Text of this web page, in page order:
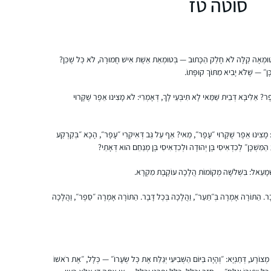
בְּטוּמְאָה קַלָּה לֹא חָלַק הַכָּתוּב — בְּטוּמְאַת אֵשֶׁת אִישׁ חֲמוּרָה, לֹא כׇּל שֶׁכֵּן?
— שֶׁלֹּא יָבִיא מִתּוֹךְ קוּפָּתוֹ.
אַלִּיבָּא דְּבֵית שַׁמַּאי לָא תִּיבְּעֵי לָךְ, דְּאָמְרִי: לֹא מָצִינוּ אֵפֶר שֶׁקָּרוּי
מָצִינוּ אֵפֶר שֶׁקָּרוּי ״עָפָר״, מַאי? אַף עַל גַּב דְּאִיקְּרִי ״עָפָר״, הָכָא ״בְּקַרְקַע
לְכִדְאִיסִי בֶּן יְהוּדָה וּלְכִדְאִיסִי בֶּן מְנַחֵם הוּא דְּאָתֵי?
בִּשְׁלֹשָׁה מְקוֹמוֹת הֲלָכָה עוֹקֶבֶת מִקְרָא.
הַתּוֹרָה אָמְרָה בְּ״תַעַר״, וַהֲלָכָה בְּכׇל דָּבָר. הַתּוֹרָה אָמְרָה ״סֵפֶר״, וַהֲלָכָה
מְצוֹרָע, דְּתַנְיָא: ״וְהָיָה בַּיּוֹם הַשְּׁבִיעִי יְגַלַּח אֶת כׇּל שְׂעָרוֹ״ — כְּלָל, ״אֶת רֹאשׁוֹ
שלי פתחה קבוצת ווטסאפ ללימוד דף יומי
בתחילת מסכת סנהדרין. מאז לימוד הדף נכנס
שלי ממש.קרן רוזנברג
ירושלים, ישראל